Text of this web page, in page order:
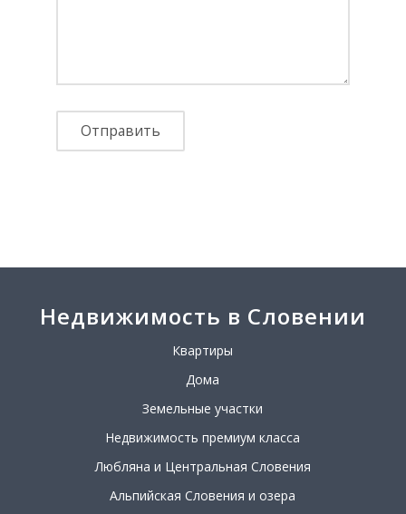
Недвижимость в Словении
Квартиры
Дома
Земельные участки
Недвижимость премиум класса
Любляна и Центральная Словения
Альпийская Словения и озера